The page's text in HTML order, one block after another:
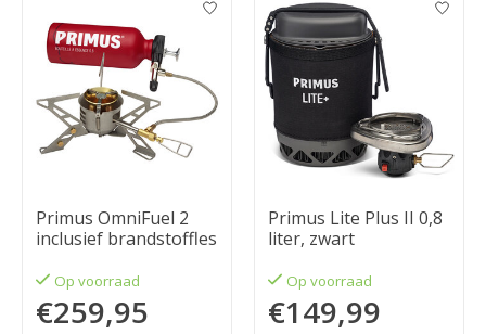
Primus OmniFuel 2
inclusief brandstoffles
Op voorraad
€259,95
Primus Lite Plus II 0,8
liter, zwart
Op voorraad
€149,99